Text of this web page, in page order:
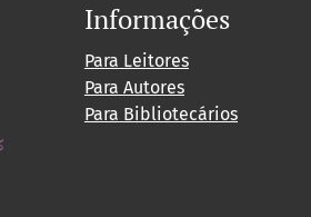
Informações
Para Leitores
Para Autores
Para Bibliotecários